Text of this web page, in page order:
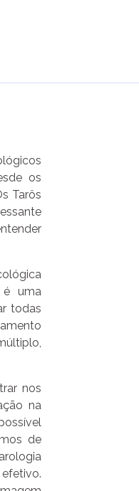
os
Tarôs
é uma
todas
nos
na
de